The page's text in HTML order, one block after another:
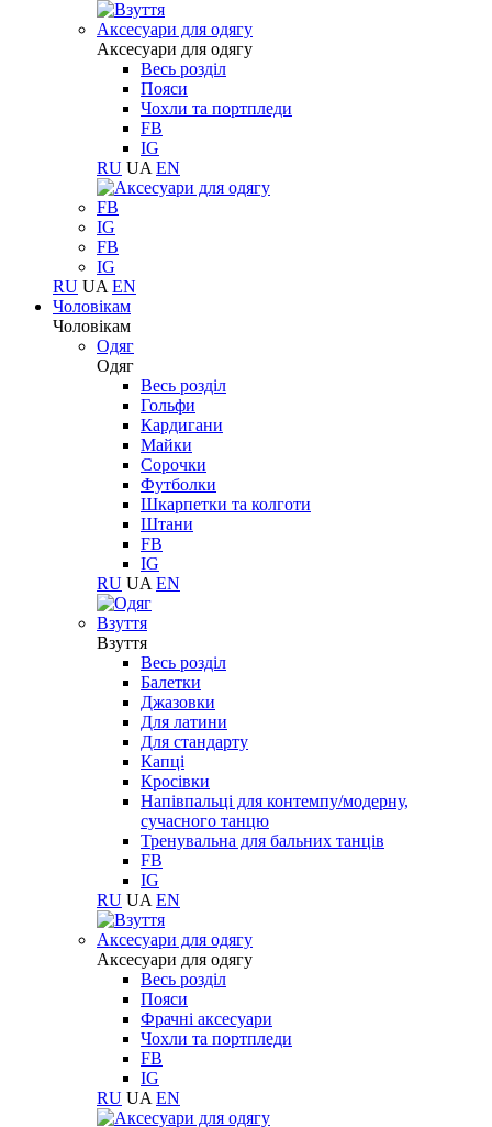
Aксесуари для одягу
Aксесуари для одягу
Весь розділ
Пояси
Чохли та портпледи
FB
IG
RU UA EN
FB
IG
FB
IG
RU UA EN
Чоловікам
Чоловікам
Одяг
Одяг
Весь розділ
Гольфи
Кардигани
Майки
Сорочки
Футболки
Шкарпетки та колготи
Штани
FB
IG
RU UA EN
Взуття
Взуття
Весь розділ
Балетки
Джазовки
Для латини
Для стандарту
Капці
Кросівки
Напівпальці для контемпу/модерну,
сучасного танцю
Тренувальна для бальних танців
FB
IG
RU UA EN
Aксесуари для одягу
Aксесуари для одягу
Весь розділ
Пояси
Фрачні аксесуари
Чохли та портпледи
FB
IG
RU UA EN